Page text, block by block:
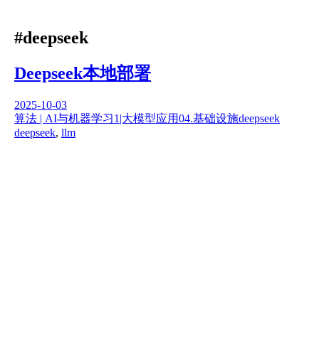
#deepseek
Deepseek本地部署
2025-10-03
算法 | AI与机器学习1|大模型应用04.基础设施deepseek
deepseek, llm